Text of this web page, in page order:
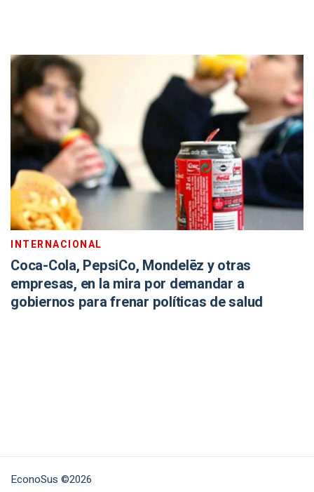
INTERNACIONAL
Coca-Cola, PepsiCo, Mondelēz y otras
empresas, en la mira por demandar a
gobiernos para frenar políticas de salud
EconoSus ©2026